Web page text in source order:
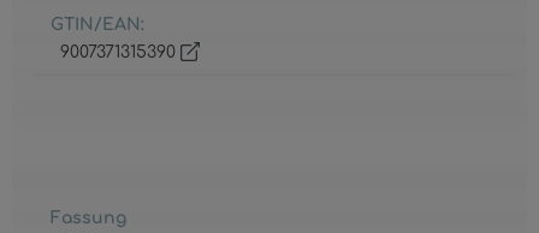
GTIN/EAN:
9007371315390
Fassung